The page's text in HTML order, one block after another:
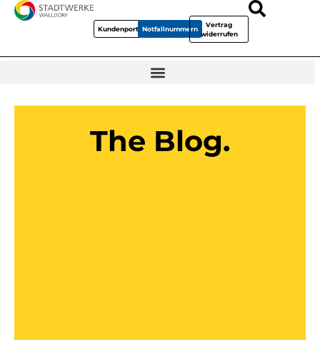
KundenportalNotfallnummern
Vertrag
widerrufen
The Blog.